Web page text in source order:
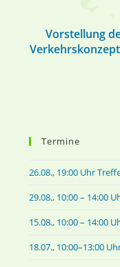
Vorstellung
Termine
26.08., 19:00 Uhr
29.08., 10:00 – 14:00
15.08., 10:00 – 14:00
18.07., 10:00–13:00